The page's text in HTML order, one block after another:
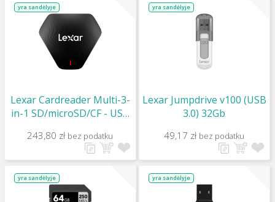
yra sandėlyje
Lexar Cardreader Multi-3-
in-1 SD/microSD/CF - USB
243,80 zł bez podatku
yra sandėlyje
Lexar Jumpdrive v100 (USB
3.0) 32Gb
49,17 zł bez podatku
yra sandėlyje yra sandėlyje